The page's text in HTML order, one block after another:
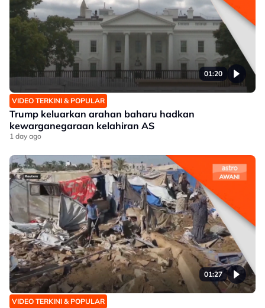
01:20
VIDEO TERKINI & POPULAR
Trump keluarkan arahan baharu hadkan
kewarganegaraan kelahiran AS
1 day ago
01:27
VIDEO TERKINI & POPULAR